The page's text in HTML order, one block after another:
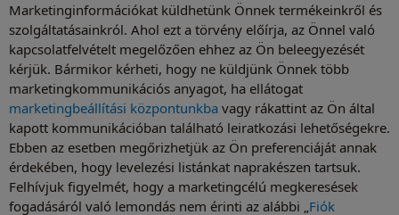
Marketinginformációkat küldhetünk Önnek termékeinkről és
szolgáltatásainkról. Ahol ezt a törvény előírja, az Önnel való
kapcsolatfelvételt megelőzően ehhez az Ön beleegyezését
kérjük. Bármikor kérheti, hogy ne küldjünk Önnek több
marketingkommunikációs anyagot, ha ellátogat
marketingbeállítási központunkba vagy rákattint az Ön által
kapott kommunikációban található leiratkozási lehetőségekre.
Ebben az esetben megőrizhetjük az Ön preferenciáját annak
érdekében, hogy levelezési listánkat naprakészen tartsuk.
Felhívjuk figyelmét, hogy a marketingcélú megkeresések
fogadásáról való lemondás nem érinti az alábbi „Fiók